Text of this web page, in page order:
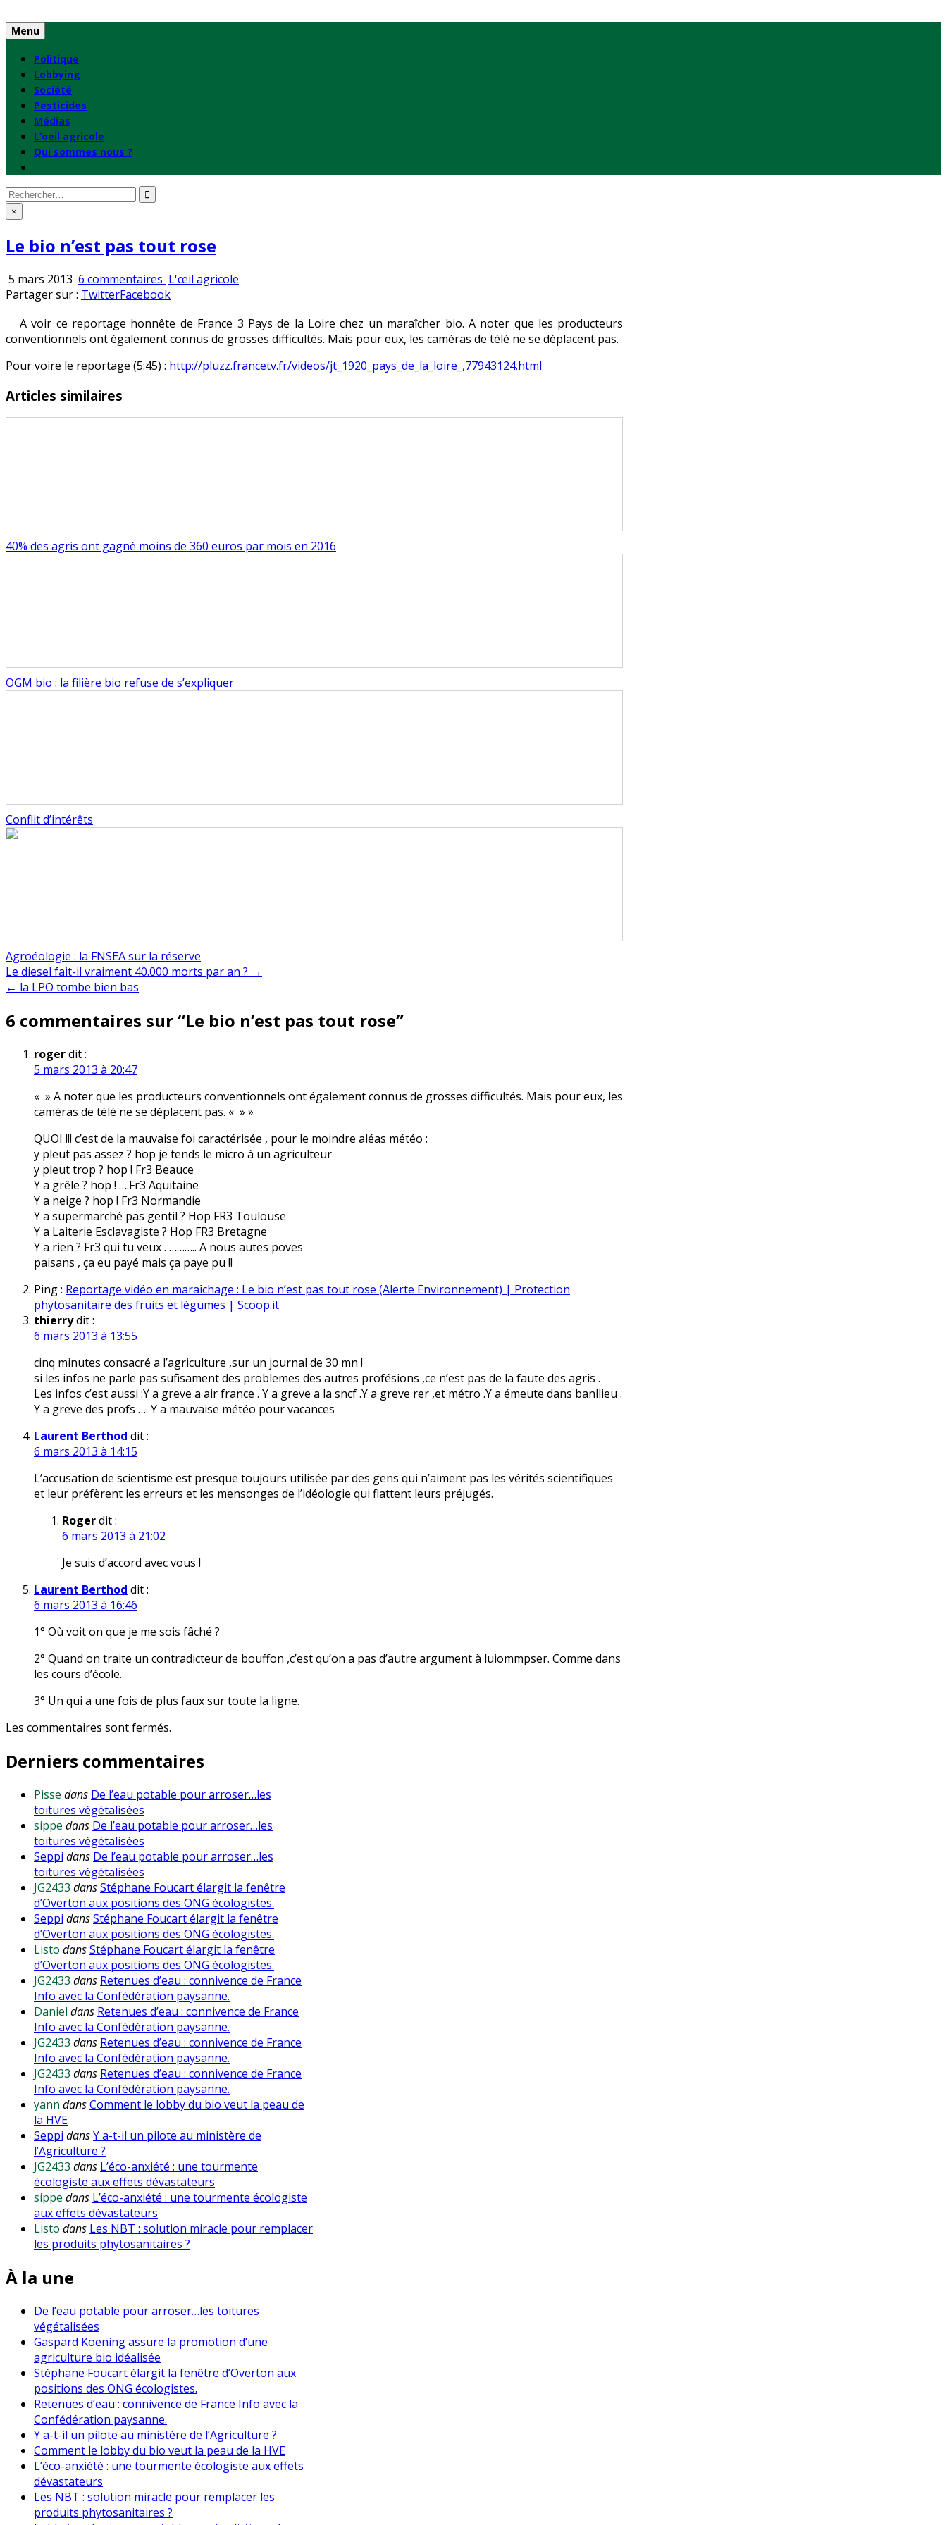
to
content
Menu
Politique
Lobbying
Société
Pesticides
Médias
L’oeil agricole
Qui sommes nous ?
Rechercher
: ×
Le bio n’est pas tout rose
5 mars 2013 6 commentaires sur
Le
n’est
pas
rose
Publié
en
L'œil agricole
Partager sur : TwitterFacebook
A voir ce reportage honnête de France 3 Pays de la Loire chez un maraîcher bio. A noter que les producteurs
conventionnels ont également connus de grosses difficultés. Mais pour eux, les caméras de télé ne se déplacent pas.
Pour voire le reportage (5:45) : http://pluzz.francetv.fr/videos/jt_1920_pays_de_la_loire_,77943124.html
Articles similaires
40% des agris ont gagné moins de 360 euros par mois en 2016
OGM bio : la filière bio refuse de s’expliquer
Conflit d’intérêts
Agroéologie : la FNSEA sur la réserve
Navigation
de
l’article
Le diesel fait-il vraiment 40.000 morts par an ? →
← la LPO tombe bien bas
6 commentaires sur “Le bio n’est pas tout rose”
rogerdit :
5 mars 2013 à 20:47
« » A noter que les producteurs conventionnels ont également connus de grosses difficultés. Mais pour eux, les
caméras de télé ne se déplacent pas. « » »
QUOI !!! c’est de la mauvaise foi caractérisée , pour le moindre aléas météo :
y pleut pas assez ? hop je tends le micro à un agriculteur
y pleut trop ? hop ! Fr3 Beauce
Y a grêle ? hop ! ….Fr3 Aquitaine
Y a neige ? hop ! Fr3 Normandie
Y a supermarché pas gentil ? Hop FR3 Toulouse
Y a Laiterie Esclavagiste ? Hop FR3 Bretagne
Y a rien ? Fr3 qui tu veux . ……….. A nous autes poves
paisans , ça eu payé mais ça paye pu !!
Ping : Reportage vidéo en maraîchage : Le bio n’est pas tout rose (Alerte Environnement) | Protection
phytosanitaire des fruits et légumes | Scoop.it
thierrydit :
6 mars 2013 à 13:55
cinq minutes consacré a l’agriculture ,sur un journal de 30 mn !
si les infos ne parle pas sufisament des problemes des autres profésions ,ce n’est pas de la faute des agris .
Les infos c’est aussi :Y a greve a air france . Y a greve a la sncf .Y a greve rer ,et métro .Y a émeute dans banllieu .
Y a greve des profs …. Y a mauvaise météo pour vacances
Laurent Berthod dit :
6 mars 2013 à 14:15
L’accusation de scientisme est presque toujours utilisée par des gens qui n’aiment pas les vérités scientifiques
et leur préfèrent les erreurs et les mensonges de l’idéologie qui flattent leurs préjugés.
Rogerdit :
6 mars 2013 à 21:02
Je suis d’accord avec vous !
Laurent Berthod dit :
6 mars 2013 à 16:46
1° Où voit on que je me sois fâché ?
2° Quand on traite un contradicteur de bouffon ,c’est qu’on a pas d’autre argument à luiommpser. Comme dans
les cours d’école.
3° Un qui a une fois de plus faux sur toute la ligne.
Les commentaires sont fermés.
Derniers commentaires
Pisse dans De l’eau potable pour arroser…les
toitures végétalisées
sippe dans De l’eau potable pour arroser…les
toitures végétalisées
Seppi dans De l’eau potable pour arroser…les
toitures végétalisées
JG2433 dansStéphane Foucart élargit la fenêtre
d’Overton aux positions des ONG écologistes.
Seppi dansStéphane Foucart élargit la fenêtre
d’Overton aux positions des ONG écologistes.
Listo dansStéphane Foucart élargit la fenêtre
d’Overton aux positions des ONG écologistes.
JG2433 dans Retenues d’eau : connivence de France
Info avec la Confédération paysanne.
Daniel dans Retenues d’eau : connivence de France
Info avec la Confédération paysanne.
JG2433 dans Retenues d’eau : connivence de France
Info avec la Confédération paysanne.
JG2433 dans Retenues d’eau : connivence de France
Info avec la Confédération paysanne.
yann dansComment le lobby du bio veut la peau de
la HVE
Seppi dansY a-t-il un pilote au ministère de
l’Agriculture ?
JG2433 dans L’éco-anxiété : une tourmente
écologiste aux effets dévastateurs
sippe dans L’éco-anxiété : une tourmente écologiste
aux effets dévastateurs
Listo dans Les NBT : solution miracle pour remplacer
les produits phytosanitaires ?
À la une
De l’eau potable pour arroser…les toitures
végétalisées
Gaspard Koening assure la promotion d’une
agriculture bio idéalisée
Stéphane Foucart élargit la fenêtre d’Overton aux
positions des ONG écologistes.
Retenues d’eau : connivence de France Info avec la
Confédération paysanne.
Y a-t-il un pilote au ministère de l’Agriculture ?
Comment le lobby du bio veut la peau de la HVE
L’éco-anxiété : une tourmente écologiste aux effets
dévastateurs
Les NBT : solution miracle pour remplacer les
produits phytosanitaires ?